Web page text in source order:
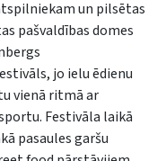
un pilsētas
pašvaldības domes
jo ielu ēdienu
vienā ritmā ar
Festivāla laikā
pasaules garšu